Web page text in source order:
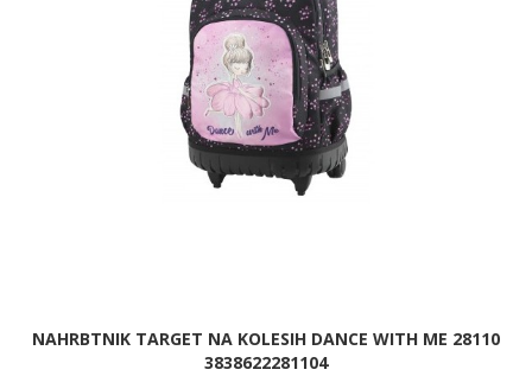
NAHRBTNIK TARGET NA KOLESIH DANCE WITH ME 28110
3838622281104